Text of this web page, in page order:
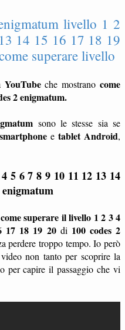
livello 1 2
14 15 16 17 18 19
superare livello
YouTubeche mostranocome
2 enigmatum.
sono le stesse sia se
smartphone etablet Android,
5 6 7 8 9 10 11 12 13 14
enigmatum
come superare il livello 1 2 3 4
17 18 19 20di 100 codes 2
perdere troppo tempo. Io però
non tanto per scoprire la
per capire il passaggio che vi